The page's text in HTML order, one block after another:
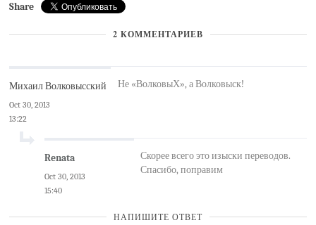
Share
2 КОММЕНТАРИЕВ
Михаил Волковысский
Oct 30, 2013
13:22
Не «ВолковыХ», а Волковыск!
Renata
Oct 30, 2013
15:40
Скорее всего это изыски переводов.
Спасибо, поправим
НАПИШИТЕ ОТВЕТ